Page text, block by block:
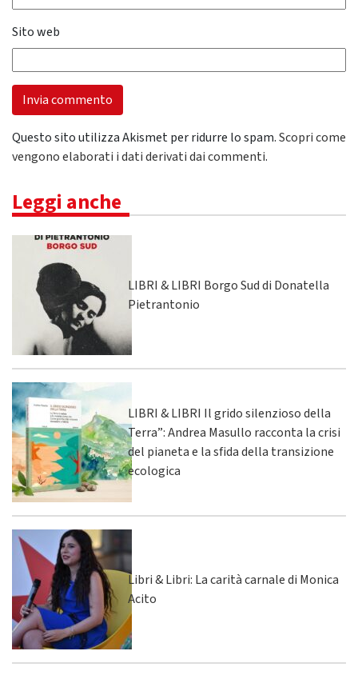
Sito web
Questo sito utilizza Akismet per ridurre lo spam.Scopri come
vengono elaborati i dati derivati dai commenti.
Leggi anche
LIBRI & LIBRI Borgo Sud di Donatella
Pietrantonio
LIBRI & LIBRI Il grido silenzioso della
Terra”: Andrea Masullo racconta la crisi
del pianeta e la sfida della transizione
ecologica
Libri & Libri: La carità carnale di Monica
Acito